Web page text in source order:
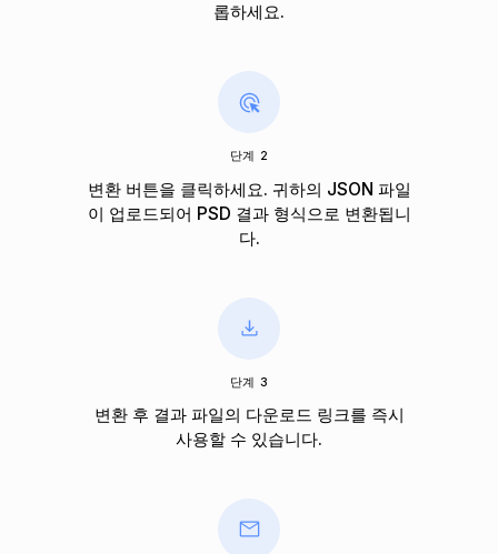
롭하세요.
단계 2
변환 버튼을 클릭하세요. 귀하의 JSON 파일
이 업로드되어 PSD 결과 형식으로 변환됩니
다.
단계 3
변환 후 결과 파일의 다운로드 링크를 즉시
사용할 수 있습니다.